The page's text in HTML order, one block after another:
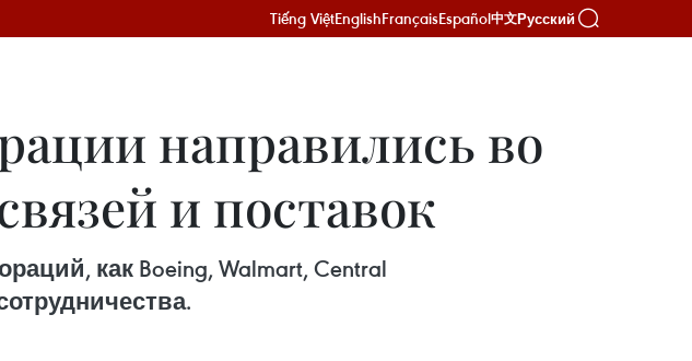
Tiếng ViệtEnglishFrançaisEspañol中文Русский
направились во
и поставок
как Boeing, Walmart, Central